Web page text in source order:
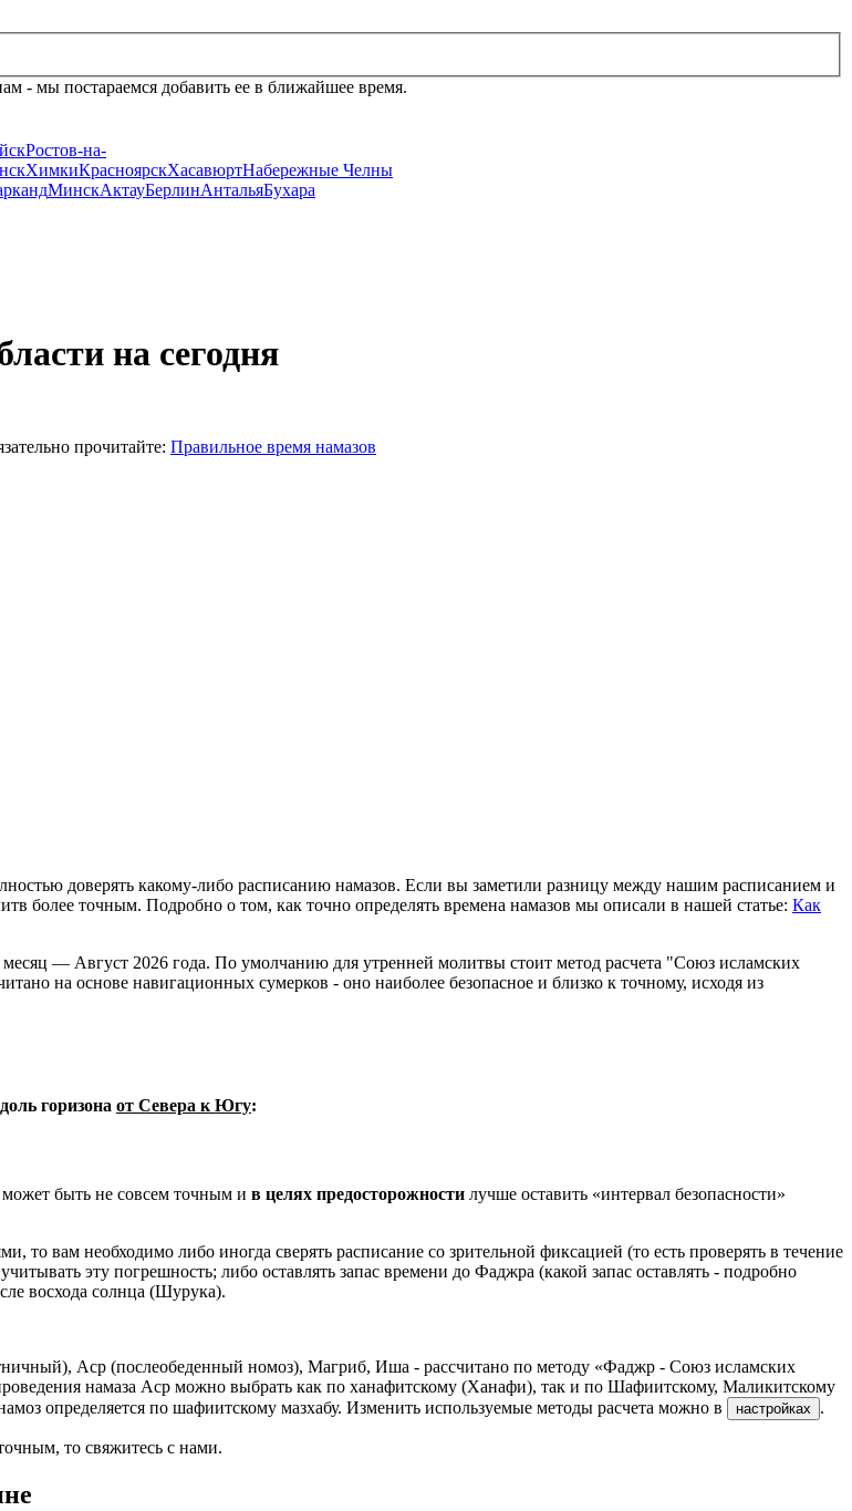
- мы постараемся добавить ее в ближайшее время.
Ростов-на-
ХимкиКрасноярскХасавюртНабережные Челны
МинскАктауБерлинАнтальяБухара
на сегодня
прочитайте: Правильное время намазов
доверять какому-либо расписанию намазов. Если вы заметили разницу между нашим расписанием и
более точным. Подробно о том, как точно определять времена намазов мы описали в нашей статье: Как
месяц — Август 2026 года. По умолчанию для утренней молитвы стоит метод расчета "Союз исламских
на основе навигационных сумерков - оно наиболее безопасное и близко к точному, исходя из
горизона от Севера к Югу:
быть не совсем точным и в целях предосторожности лучше оставить «интервал безопасности»
то вам необходимо либо иногда сверять расписание со зрительной фиксацией (то есть проверять в течение
эту погрешность; либо оставлять запас времени до Фаджра (какой запас оставлять - подробно
восхода солнца (Шурука).
Аср (послеобеденный номоз), Магриб, Иша - рассчитано по методу «Фаджр - Союз исламских
намаза Аср можно выбрать как по ханафитскому (Ханафи), так и по Шафиитскому, Маликитскому
определяется по шафиитскому мазхабу. Изменить используемые методы расчета можно в
настройках .
то свяжитесь с нами.